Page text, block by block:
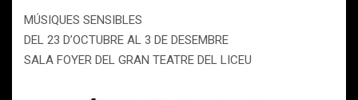
MÚSIQUES SENSIBLES
DEL 23 D’OCTUBRE AL 3 DE DESEMBRE
SALA FOYER DEL GRAN TEATRE DEL LICEU